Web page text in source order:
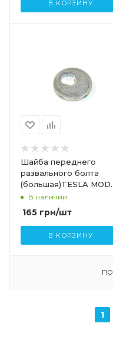
В КОРЗИНУ
Шайба переднего
развального болта
(большая)TESLA
S,SR,X 2007115
В наличии
165 грн/шт
В КОРЗИНУ
1